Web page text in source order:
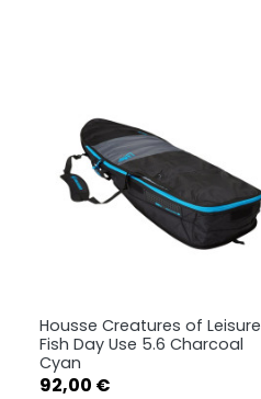
Aperçu rapide
Housse Creatures of Leisure
Fish Day Use 5.6 Charcoal
Cyan
Prix
92,00 €